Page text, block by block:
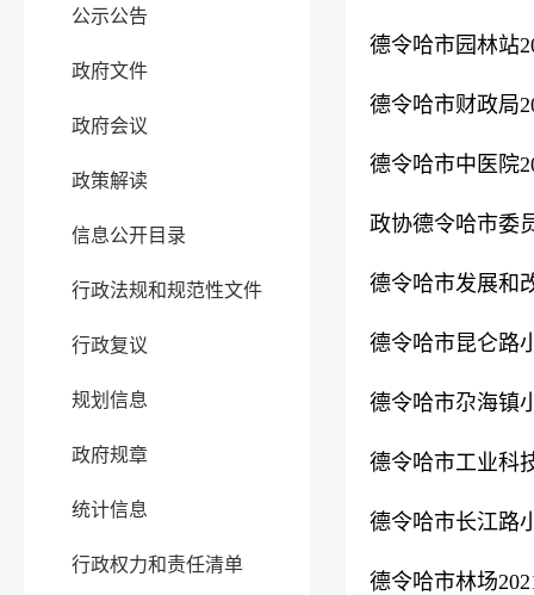
公示公告
政府文件
政府会议
政策解读
信息公开目录
行政法规和规范性文件
行政复议
规划信息
政府规章
统计信息
行政权力和责任清单
德令哈市园林站
德令哈市财政局
德令哈市中医院
政协德令哈市委
德令哈市发展和
德令哈市昆仑路
德令哈市尕海镇
德令哈市工业科
德令哈市长江路
德令哈市林场